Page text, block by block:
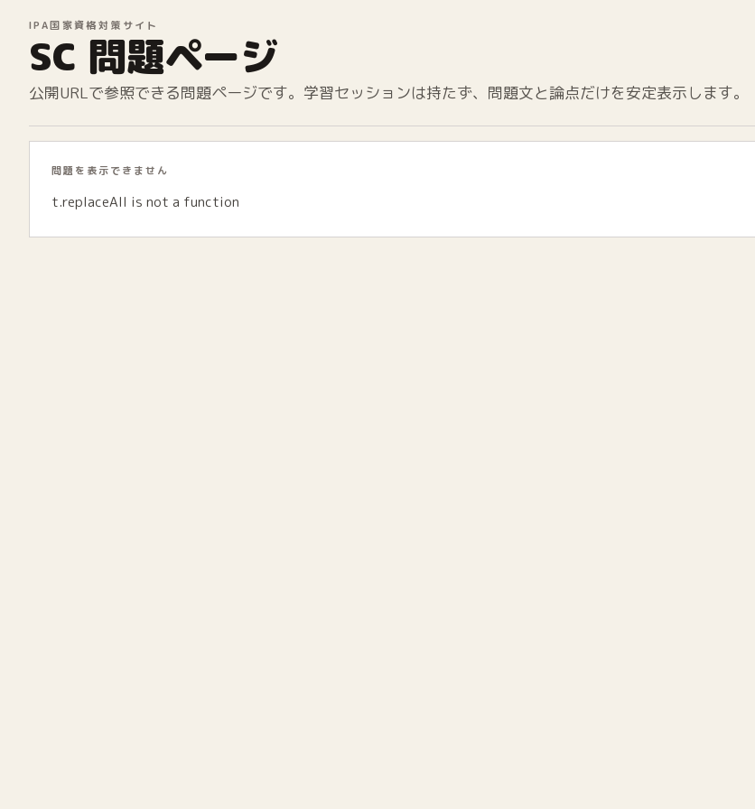
IPA国家資格対策サイト
SC 問題ページ
公開URLで参照できる問題ページです。学習セッションは持たず、問題文と論点だけを安定表示します。
問題を表示できません
t.replaceAll is not a function